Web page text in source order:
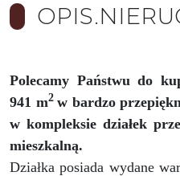
Polecamy Państwu do
941 m2 w bardzo
w kompleksie działek
mieszkalną.
Działka posiada wydane